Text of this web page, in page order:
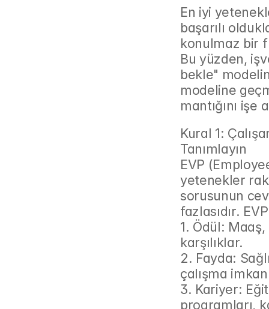
En iyi
başarılı
konulmaz bir
Bu yüzden,
bekle"
modeline
mantığını işe
Kural 1:
Tanımlayın
EVP
yetenekler
sorusunun
fazlasıdır.
1. Ödül:
karşılıklar.
2. Fayda:
çalışma
3. Kariyer:
programları,